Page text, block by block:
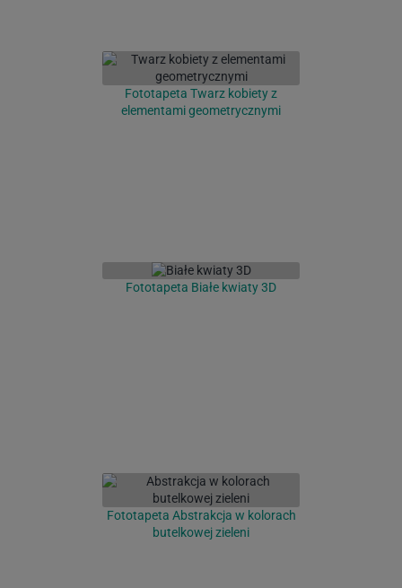
Fototapeta Twarz kobiety z
elementami geometrycznymi
Fototapeta Białe kwiaty 3D
Fototapeta Abstrakcja w kolorach
butelkowej zieleni